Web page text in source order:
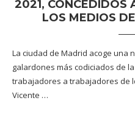
2021, CONCEDIDOS
LOS MEDIOS
La ciudad de Madrid acoge una
galardones más codiciados de
trabajadores a trabajadores de
Vicente …